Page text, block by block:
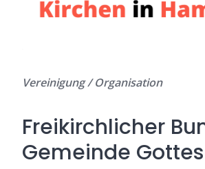
Vereinigung / Organisation
Freikirchlicher
Gemeinde Gottes